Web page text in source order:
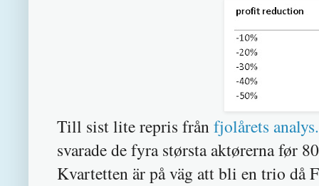
Till sist lite repris frånfjolårets
svarade de fyra størsta aktørerna før
Kvartetten är på väg att bli en trio då